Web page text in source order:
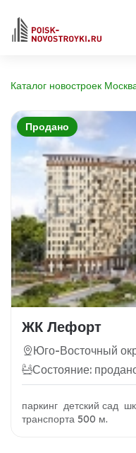
Каталог новостроек
Продано
ЖК Лефорт
Юго-Восточный
Состояние:
паркинг детский сад
транспорта 500 м.